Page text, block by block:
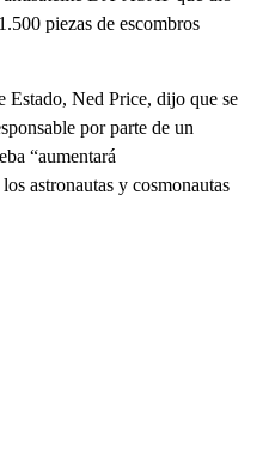
piezas de escombros
Estado, Ned Price, dijo que se
por parte de un
“aumentará
astronautas y cosmonautas